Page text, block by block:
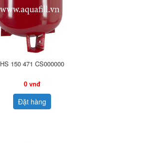
HS 150 471 CS000000
0 vnđ
Đặt hàng